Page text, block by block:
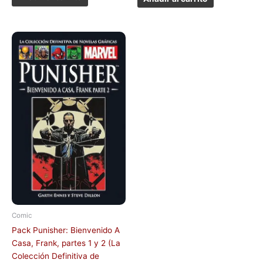
Comic
Pack Punisher: Bienvenido A
Casa, Frank, partes 1 y 2 (La
Colección Definitiva de